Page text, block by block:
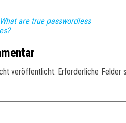
are true passwordless
veröffentlicht. Erforderliche Felder